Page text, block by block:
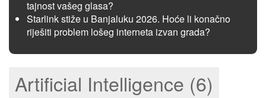
tajnost vašeg glasa?
Starlink stiže u Banjaluku 2026. Hoće li konačno
riješiti problem lošeg interneta izvan grada?
Artificial Intelligence (6)